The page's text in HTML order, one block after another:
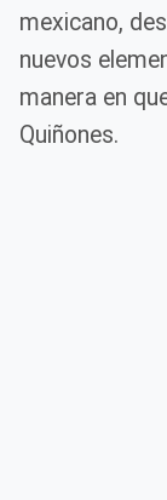
mexicano,
nuevos
manera en
Quiñones.